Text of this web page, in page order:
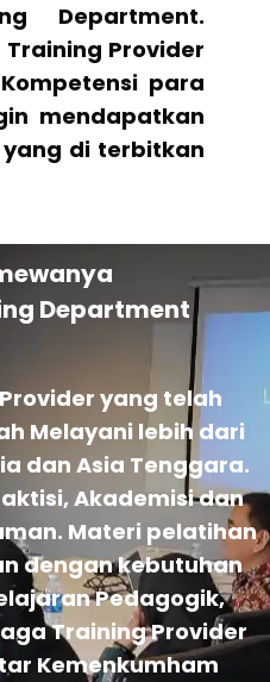
Department.
Provider
para
mendapatkan
di terbitkan
Department
yang telah
Melayani lebih dari
dan Asia Tenggara.
Akademisi dan
Materi pelatihan
dengan kebutuhan
Pedagogik,
Training Provider
Kemenkumham